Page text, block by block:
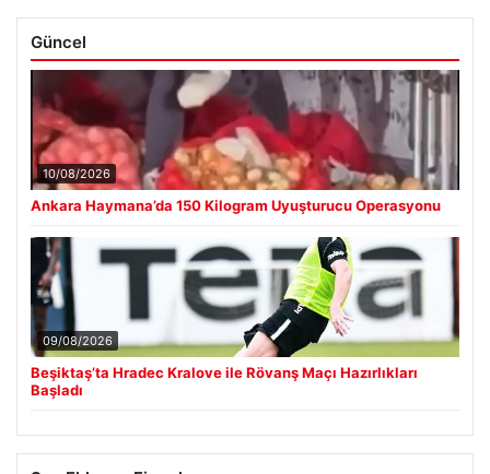
Güncel
10/08/2026
Ankara Haymana’da 150 Kilogram Uyuşturucu Operasyonu
09/08/2026
Beşiktaş’ta Hradec Kralove ile Rövanş Maçı Hazırlıkları
Başladı